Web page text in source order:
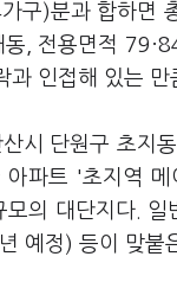
구)분과 합하면
, 전용면적
인접해 있는
시 단원구 초지
아파트 '초지역
의 대단지다. 일
예정) 등이 맞붙